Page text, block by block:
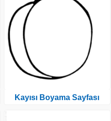
Kayısı Boyama Sayfası